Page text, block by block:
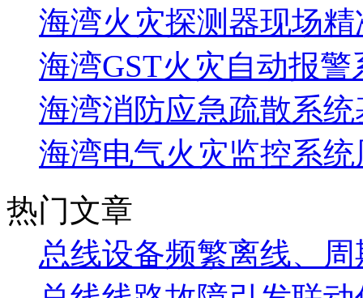
海湾火灾探测器现场
海湾GST火灾自动报警
海湾消防应急疏散系统
海湾电气火灾监控系
热门文章
总线设备频繁离线、